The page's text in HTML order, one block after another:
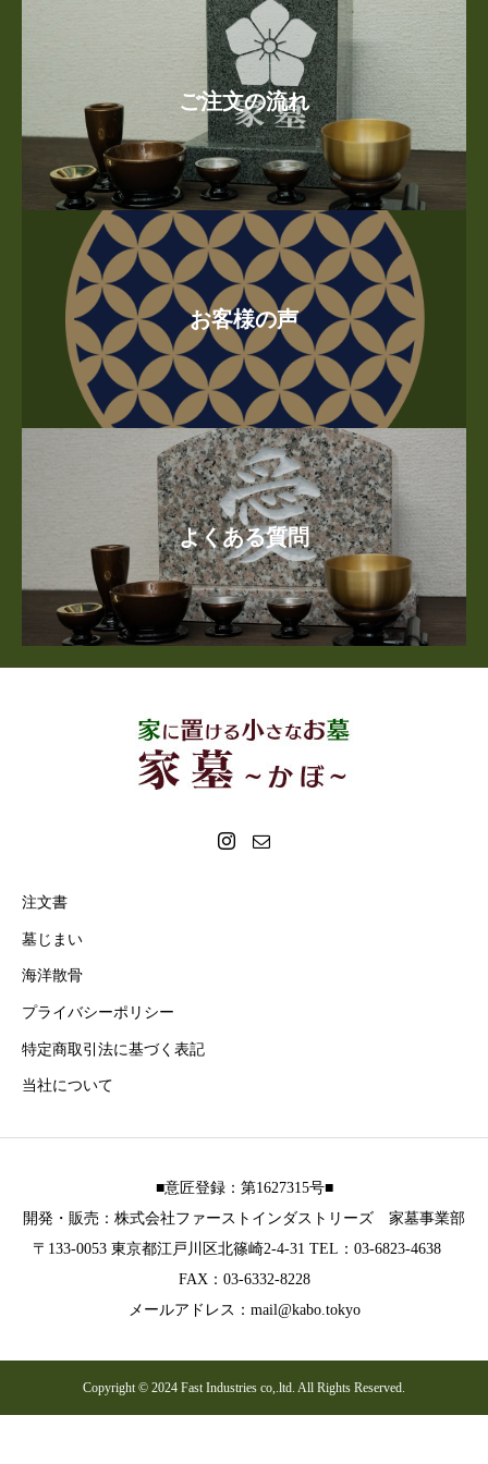
ご注文の流れ
お客様の声
よくある質問
注文書
墓じまい
海洋散骨
プライバシーポリシー
特定商取引法に基づく表記
当社について
■意匠登録：第1627315号■
開発・販売：株式会社ファーストインダストリーズ 家墓事業部
〒133-0053 東京都江戸川区北篠崎2-4-31 TEL：03-6823-4638
FAX：03-6332-8228
メールアドレス：mail@kabo.tokyo
Copyright © 2024 Fast Industries co,.ltd. All Rights Reserved.